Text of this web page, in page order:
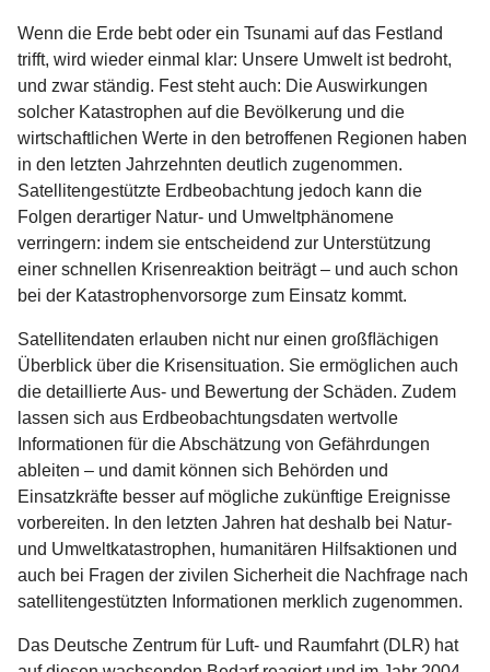
Wenn die Erde bebt oder ein Tsunami auf das Festland
trifft, wird wieder einmal klar: Unsere Umwelt ist bedroht,
und zwar ständig. Fest steht auch: Die Auswirkungen
solcher Katastrophen auf die Bevölkerung und die
wirtschaftlichen Werte in den betroffenen Regionen haben
in den letzten Jahrzehnten deutlich zugenommen.
Satellitengestützte Erdbeobachtung jedoch kann die
Folgen derartiger Natur- und Umweltphänomene
verringern: indem sie entscheidend zur Unterstützung
einer schnellen Krisenreaktion beiträgt – und auch schon
bei der Katastrophenvorsorge zum Einsatz kommt.
Satellitendaten erlauben nicht nur einen großﬂächigen
Überblick über die Krisensituation. Sie ermöglichen auch
die detaillierte Aus- und Bewertung der Schäden. Zudem
lassen sich aus Erdbeobachtungsdaten wertvolle
Informationen für die Abschätzung von Gefährdungen
ableiten – und damit können sich Behörden und
Einsatzkräfte besser auf mögliche zukünftige Ereignisse
vorbereiten. In den letzten Jahren hat deshalb bei Natur-
und Umweltkatastrophen, humanitären Hilfsaktionen und
auch bei Fragen der zivilen Sicherheit die Nachfrage nach
satellitengestützten Informationen merklich zugenommen.
Das Deutsche Zentrum für Luft- und Raumfahrt (DLR) hat